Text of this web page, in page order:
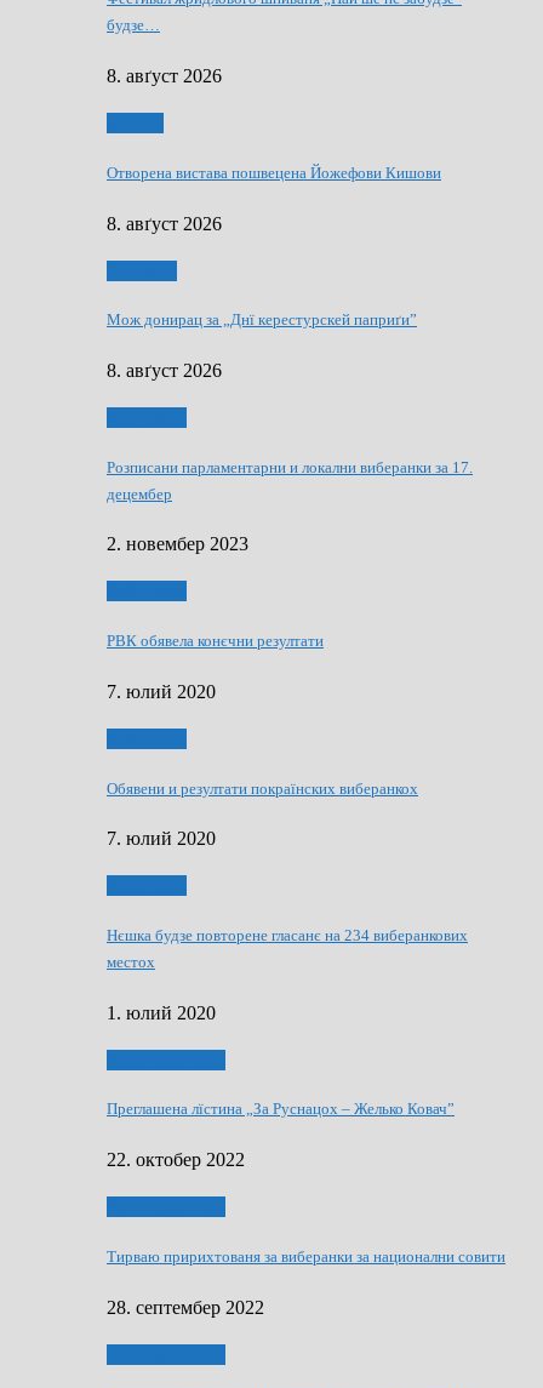
будзе…
8. авґуст 2026
Отворена вистава пошвецена Йожефови Кишови
8. авґуст 2026
Мож донирац за „Днї керестурскей паприґи”
8. авґуст 2026
Розписани парламентарни и локални виберанки за 17.
децембер
2. новембер 2023
РВК обявела конєчни резултати
7. юлий 2020
Обявени и резултати покраїнских виберанкох
7. юлий 2020
Нєшка будзе повторене гласанє на 234 виберанкових
местох
1. юлий 2020
Преглашена лїстина „За Руснацох – Желько Ковач”
22. октобер 2022
Тирваю пририхтованя за виберанки за национални совити
28. септембер 2022